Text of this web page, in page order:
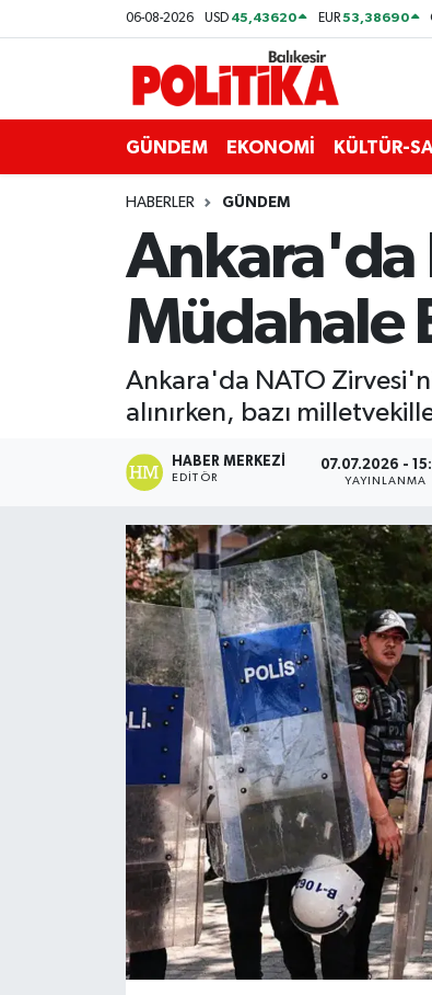
06-08-2026 USD 45,43620 EUR53,38690
GÜNDEM EKONOMİ KÜLTÜR-
HABERLER GÜNDEM
Ankara'da
Müdahale
Ankara'da NATO
alınırken, bazı
HABER MERKEZI
EDITÖR
07.07.2026 -
YAYINLANMA
ASTROLOJİ
Bandırma
Burhaniye
Dursunbey
Edremit
Balıkesir Nöbetçi Eczaneler
Balıkesir Hava Durumu
Balıkesir Namaz Vakitleri
Balıkesir Trafik Yoğunluk Haritası
Süper Lig Puan Durumu ve Fikstür
Son Dakika Haberleri
Haber Arşivi